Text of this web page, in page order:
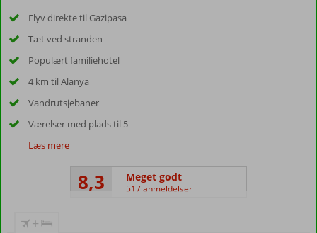
Flyv direkte til Gazipasa
Tæt ved stranden
Populært familiehotel
4 km til Alanya
Vandrutsjebaner
Værelser med plads til 5
Læs mere
8,3 Meget godt
517 anmeldelser
+